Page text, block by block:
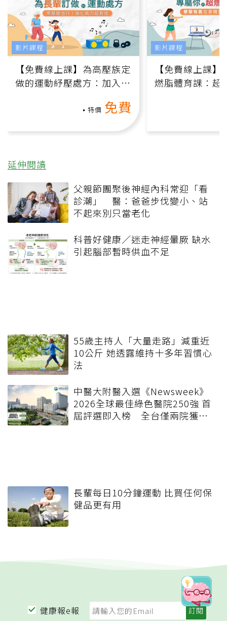
【免費線上課】為高壓族定
做的運動紓壓處方：加入行
特價 免費
影片課程
【免費線上課
燃脂體育課：超
影片課程
延伸閱讀
父親節團聚後神經內科常迎「看
診潮」 醫：爸爸步伐變小、站
不起來別只當老化
科普好健康／迷走神經暈厥 缺水
引起腦部暫時供血不足
55歲主持人「大量走路」減重近
10公斤 她透露維持十多年習慣心
法
中醫大附醫入選《Newsweek》
2026全球最佳綠色醫院250強 首
屆評選即入榜 全台僅兩院獲
長輩每日10分鐘運動 比買任何保
健品更有用
健康報e報